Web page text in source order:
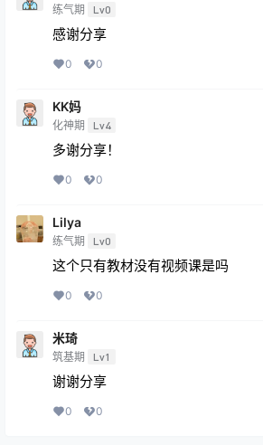
练气期 Lv0
感谢分享
0 0
KK妈
化神期 Lv4
多谢分享！
0 0
Lilya
练气期 Lv0
这个只有教材没有视频课是吗
0 0
米琦
筑基期 Lv1
谢谢分享
0 0